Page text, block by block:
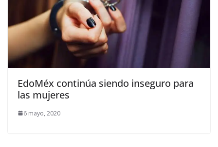
EdoMéx continúa siendo inseguro para
las mujeres
6 mayo, 2020